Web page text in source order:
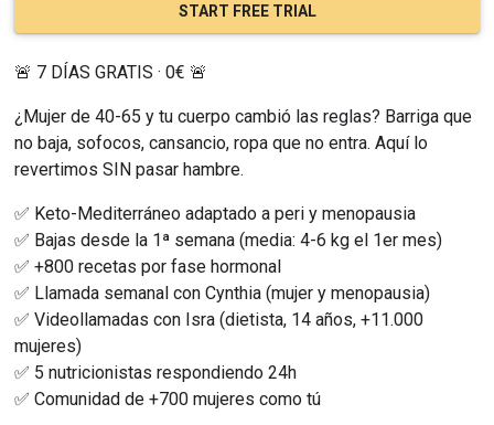
START FREE TRIAL
🚨 7 DÍAS GRATIS · 0€ 🚨
¿Mujer de 40-65 y tu cuerpo cambió las reglas? Barriga que
no baja, sofocos, cansancio, ropa que no entra. Aquí lo
revertimos SIN pasar hambre.
✅ Keto-Mediterráneo adaptado a peri y menopausia
✅ Bajas desde la 1ª semana (media: 4-6 kg el 1er mes)
✅ +800 recetas por fase hormonal
✅ Llamada semanal con Cynthia (mujer y menopausia)
✅ Videollamadas con Isra (dietista, 14 años, +11.000
mujeres)
✅ 5 nutricionistas respondiendo 24h
✅ Comunidad de +700 mujeres como tú